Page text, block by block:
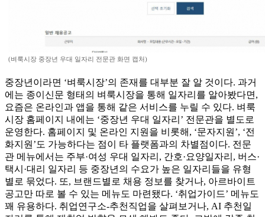
(벼룩시장 중장년 우대 일자리 전문관 화면 캡처)
중장년이라면 ‘벼룩시장’의 존재를 대부분 잘 알 것이다. 과거
에는 종이신문 형태의 벼룩시장을 통해 일자리를 알아봤다면,
요즘은 온라인과 앱을 통해 같은 서비스를 누릴 수 있다. 벼룩
시장 홈페이지 내에는 ‘중장년 우대 일자리’ 전문관을 별도로
운영한다. 홈페이지 및 온라인 지원을 비롯해, ‘문자지원’, ‘전
화지원’도 가능하다는 점이 타 플랫폼과의 차별점이다. 전문
관 메뉴에서는 주부·여성 우대 일자리, 간호·요양일자리, 버스·
택시·대리 일자리 등 중장년의 수요가 높은 일자리들을 유형
별로 묶었다. 또, 브랜드별로 채용 정보를 찾거나, 아르바이트
공고만 따로 볼 수 있는 메뉴도 마련됐다. ‘취업가이드’ 메뉴도
꽤 유용하다. 취업연구소-추천직업을 살펴보거나, AI 추천일